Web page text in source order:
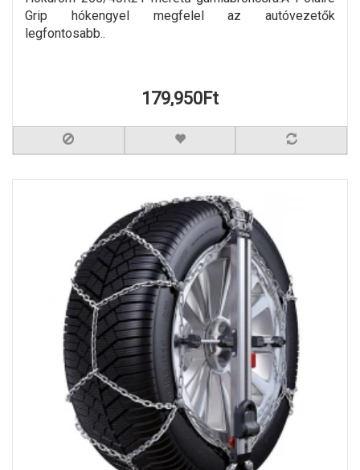
Grip hókengyel megfelel az autóvezetők
legfontosabb..
179,950Ft